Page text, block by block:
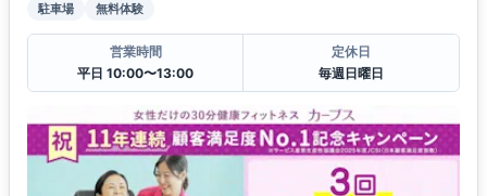
駐車場 無料体験
営業時間
平日 10:00〜13:00
定休日
毎週日曜日